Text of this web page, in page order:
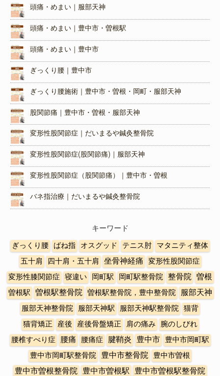
頭痛・めまい｜服部天神
頭痛・めまい｜豊中市・曽根駅
頭痛・めまい｜豊中市
ぎっくり腰｜豊中市
ぎっくり腰施術｜豊中市・曽根・岡町・服部天神
股関節痛｜豊中市・曽根・服部天神
変形性股関節症｜だいまるや鍼灸整骨院
変形性股関節症(股関節痛)｜服部天神
変形性股関節症（股関節痛）｜豊中市・曽根
バネ指治療｜だいまるや鍼灸整骨院
キーワード
ぎっくり腰 ばね指 オスグッド テニス肘
マタニティ整体
五十肩
四十肩・五十肩 坐骨神経痛
変形性股関節症
変形性膝関節症
寝違い 岡町駅 岡町駅整骨院 整骨院 曽根
曽根駅 曽根駅整骨院 曽根駅整骨院，豊中整骨院
服部天神
服部天神整骨院
服部天神駅 服部天神駅整骨院 猫背
猫背矯正
産後 産後骨盤矯正 肩の痛み
腕のしびれ
腰椎すべり症
腰痛 腰痛症 腱鞘炎 豊中市
豊中市岡町駅
豊中市岡町駅整骨院
豊中市整骨院 豊中市曽根
豊中市曽根整骨院 豊中市曽根駅
豊中市曽根駅整骨院